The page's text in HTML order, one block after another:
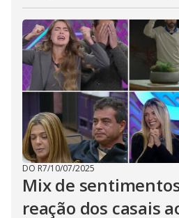
DO R7/10/07/2025
Mix de
reação dos casais